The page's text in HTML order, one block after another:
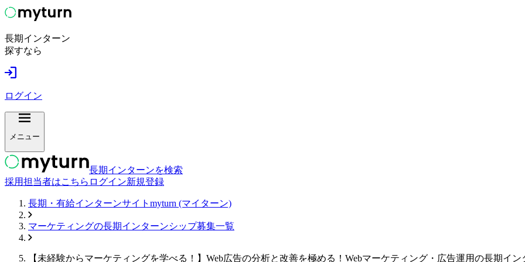
長期インターン
探すなら
ログイン
メニュー
長期インターンを検索
採用担当者はこちら ログイン新規登録
長期・有給インターンサイトmyturn (マイターン)
マーケティングの長期インターンシップ募集一覧
【未経験からマーケティングを学べる！】Web広告の分析と改善を極める！Webマーケティング・広告運用の長期イン